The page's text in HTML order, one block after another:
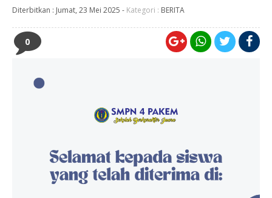
Diterbitkan : Jumat, 23 Mei 2025 - Kategori : BERITA
0